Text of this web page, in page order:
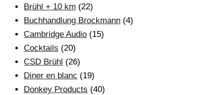
Brühl + 10 km (22)
Buchhandlung Brockmann (4)
Cambridge Audio (15)
Cocktails (20)
CSD Brühl (26)
Diner en blanc (19)
Donkey Products (40)